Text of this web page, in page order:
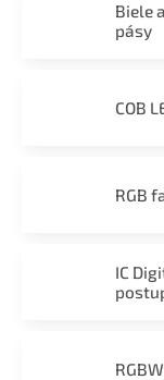
Biele
pásy
COB
RGB
IC